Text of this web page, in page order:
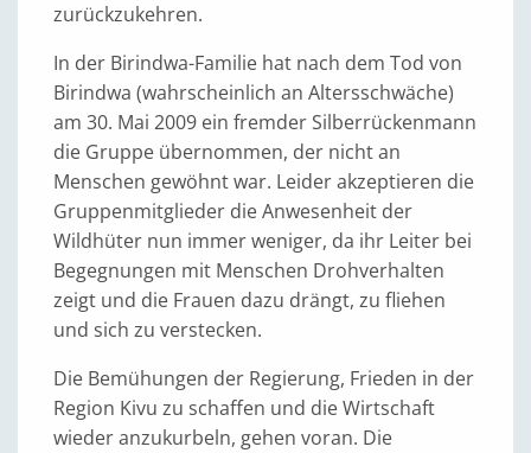
zurückzukehren.
In der Birindwa-Familie hat nach dem Tod von
Birindwa (wahrscheinlich an Altersschwäche)
am 30. Mai 2009 ein fremder Silberrückenmann
die Gruppe übernommen, der nicht an
Menschen gewöhnt war. Leider akzeptieren die
Gruppenmitglieder die Anwesenheit der
Wildhüter nun immer weniger, da ihr Leiter bei
Begegnungen mit Menschen Drohverhalten
zeigt und die Frauen dazu drängt, zu fliehen
und sich zu verstecken.
Die Bemühungen der Regierung, Frieden in der
Region Kivu zu schaffen und die Wirtschaft
wieder anzukurbeln, gehen voran. Die